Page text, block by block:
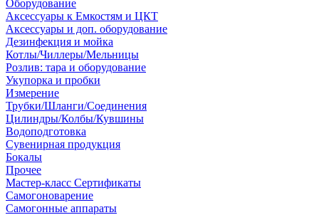
Оборудование
Аксессуары к Емкостям и ЦКТ
Аксессуары и доп. оборудование
Дезинфекция и мойка
Котлы/Чиллеры/Мельницы
Розлив: тара и оборудование
Укупорка и пробки
Измерение
Трубки/Шланги/Соединения
Цилиндры/Колбы/Кувшины
Водоподготовка
Сувенирная продукция
Бокалы
Прочее
Мастер-класс Сертификаты
Самогоноварение
Самогонные аппараты